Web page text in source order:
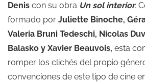
Denis con su obra Un sol interior.
formado por Juliette Binoche,
Valeria Bruni Tedeschi, Nicolas
Balasko y Xavier Beauvois, esta
romper los clichés del propio
convenciones de este tipo de cine